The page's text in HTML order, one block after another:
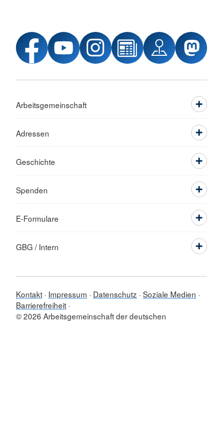
Arbeitsgemeinschaft
Adressen
Geschichte
Spenden
E-Formulare
GBG / Intern
Kontakt Impressum Datenschutz Soziale Medien
Barrierefreiheit
© 2026 Arbeitsgemeinschaft der deutschen